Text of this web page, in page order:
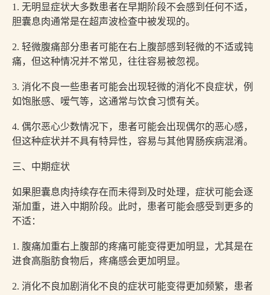
1. 无明显症状大多数患者在早期阶段不会感到任何不适，
胆囊息肉通常是在超声波检查中被发现的。
2. 轻微腹痛部分患者可能在右上腹部感到轻微的不适或钝
痛，但这种情况并不常见，往往容易被忽视。
3. 消化不良一些患者可能会出现轻微的消化不良症状，例
如饱胀感、嗳气等，这通常与饮食习惯有关。
4. 偶尔恶心少数情况下，患者可能会出现偶尔的恶心感，
但这种症状并不具有特异性，容易与其他胃肠疾病混淆。
三、中期症状
如果胆囊息肉持续存在而未得到及时处理，症状可能会逐
渐加重，进入中期阶段。此时，患者可能会感受到更多的
不适：
1. 腹痛加重右上腹部的疼痛可能变得更加明显，尤其是在
进食高脂肪食物后，疼痛感会更加明显。
2. 消化不良加剧消化不良的症状可能变得更加频繁，患者